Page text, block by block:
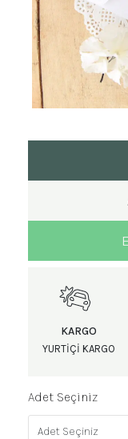
KARGO
YURTIÇI KARGO
Adet Seçiniz